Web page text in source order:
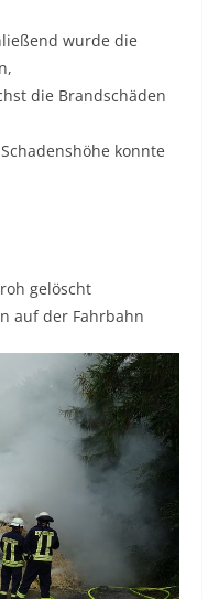
wurde die
die Brandschäden
konnte
gelöscht
auf der Fahrbahn